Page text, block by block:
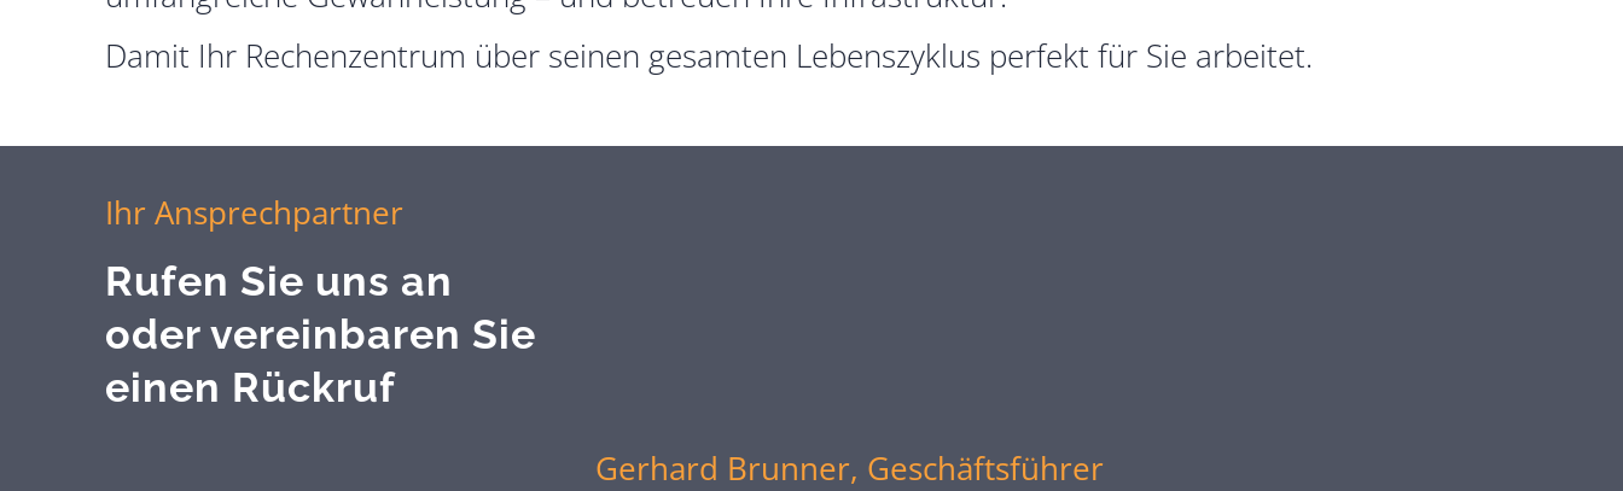
Damit Ihr Rechenzentrum über seinen gesamten Lebenszyklus perfekt für Sie arbeitet.
Ihr Ansprechpartner
Rufen Sie uns an
oder vereinbaren Sie
einen Rückruf
Gerhard Brunner, Geschäftsführer